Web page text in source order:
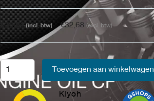
€39,54 (incl. btw) €32,68 (excl. btw)
Toevoegen aan winkelwagen
Kiyoh